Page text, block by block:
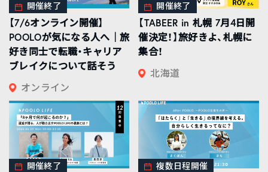
開催終了
【7/6オンライン開催】
POOLOが気になる人へ｜旅
好き同士で転職・キャリア
ブレイクについて話そう
オンライン
開催終了
【TABEER in 札幌 7月4日開
催決定！】旅好きよ、札幌に
集合！
北海道
開催終了 複数日程開催